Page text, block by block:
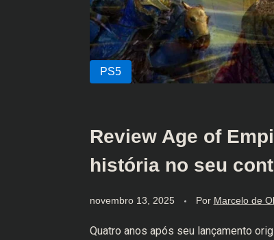
Review Age of
história no seu
novembro 13, 2025 Por Marcelo de
Quatro anos após seu lançamento